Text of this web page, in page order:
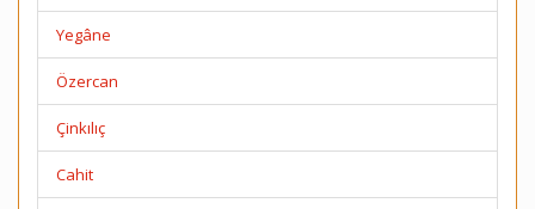
Yegâne
Özercan
Çinkılıç
Cahit